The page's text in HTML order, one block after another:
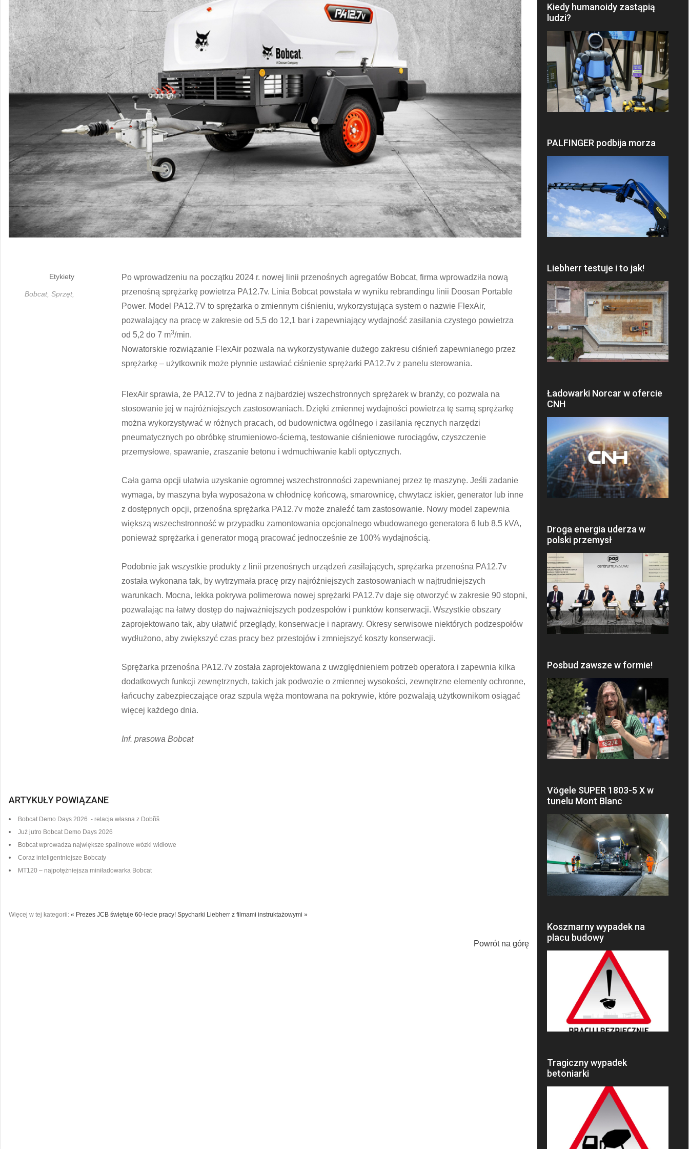
Etykiety
Bobcat, Sprzęt,
Po wprowadzeniu na początku 2024 r. nowej linii przenośnych agregatów Bobcat, firma wprowadziła nową
przenośną sprężarkę powietrza PA12.7v. Linia Bobcat powstała w wyniku rebrandingu linii Doosan Portable
Power. Model PA12.7V to sprężarka o zmiennym ciśnieniu, wykorzystująca system o nazwie FlexAir,
pozwalający na pracę w zakresie od 5,5 do 12,1 bar i zapewniający wydajność zasilania czystego powietrza
od 5,2 do 7 m3/min.
Nowatorskie rozwiązanie FlexAir pozwala na wykorzystywanie dużego zakresu ciśnień zapewnianego przez
sprężarkę – użytkownik może płynnie ustawiać ciśnienie sprężarki PA12.7v z panelu sterowania.
FlexAir sprawia, że PA12.7V to jedna z najbardziej wszechstronnych sprężarek w branży, co pozwala na
stosowanie jej w najróżniejszych zastosowaniach. Dzięki zmiennej wydajności powietrza tę samą sprężarkę
można wykorzystywać w różnych pracach, od budownictwa ogólnego i zasilania ręcznych narzędzi
pneumatycznych po obróbkę strumieniowo-ścierną, testowanie ciśnieniowe rurociągów, czyszczenie
przemysłowe, spawanie, zraszanie betonu i wdmuchiwanie kabli optycznych.
Cała gama opcji ułatwia uzyskanie ogromnej wszechstronności zapewnianej przez tę maszynę. Jeśli zadanie
wymaga, by maszyna była wyposażona w chłodnicę końcową, smarownicę, chwytacz iskier, generator lub inne
z dostępnych opcji, przenośna sprężarka PA12.7v może znaleźć tam zastosowanie. Nowy model zapewnia
większą wszechstronność w przypadku zamontowania opcjonalnego wbudowanego generatora 6 lub 8,5 kVA,
ponieważ sprężarka i generator mogą pracować jednocześnie ze 100% wydajnością.
Podobnie jak wszystkie produkty z linii przenośnych urządzeń zasilających, sprężarka przenośna PA12.7v
została wykonana tak, by wytrzymała pracę przy najróżniejszych zastosowaniach w najtrudniejszych
warunkach. Mocna, lekka pokrywa polimerowa nowej sprężarki PA12.7v daje się otworzyć w zakresie 90 stopni,
pozwalając na łatwy dostęp do najważniejszych podzespołów i punktów konserwacji. Wszystkie obszary
zaprojektowano tak, aby ułatwić przeglądy, konserwacje i naprawy. Okresy serwisowe niektórych podzespołów
wydłużono, aby zwiększyć czas pracy bez przestojów i zmniejszyć koszty konserwacji.
Sprężarka przenośna PA12.7v została zaprojektowana z uwzględnieniem potrzeb operatora i zapewnia kilka
dodatkowych funkcji zewnętrznych, takich jak podwozie o zmiennej wysokości, zewnętrzne elementy ochronne,
łańcuchy zabezpieczające oraz szpula węża montowana na pokrywie, które pozwalają użytkownikom osiągać
więcej każdego dnia.
Inf. prasowa Bobcat
ARTYKUŁY POWIĄZANE
Bobcat Demo Days 2026 - relacja własna z Dobříš
Już jutro Bobcat Demo Days 2026
Bobcat wprowadza największe spalinowe wózki widłowe
Coraz inteligentniejsze Bobcaty
MT120 – najpotężniejsza miniładowarka Bobcat
Więcej w tej kategorii: « Prezes JCB świętuje 60-lecie pracy! Spycharki Liebherr z filmami instruktażowymi »
Powrót na górę
Kiedy humanoidy zastąpią
ludzi?
PALFINGER podbija morza
Liebherr testuje i to jak!
Ładowarki Norcar w ofercie
CNH
Droga energia uderza w
polski przemysł
Posbud zawsze w formie!
Vögele SUPER 1803-5 X w
tunelu Mont Blanc
Koszmarny wypadek na
placu budowy
Tragiczny wypadek
betoniarki